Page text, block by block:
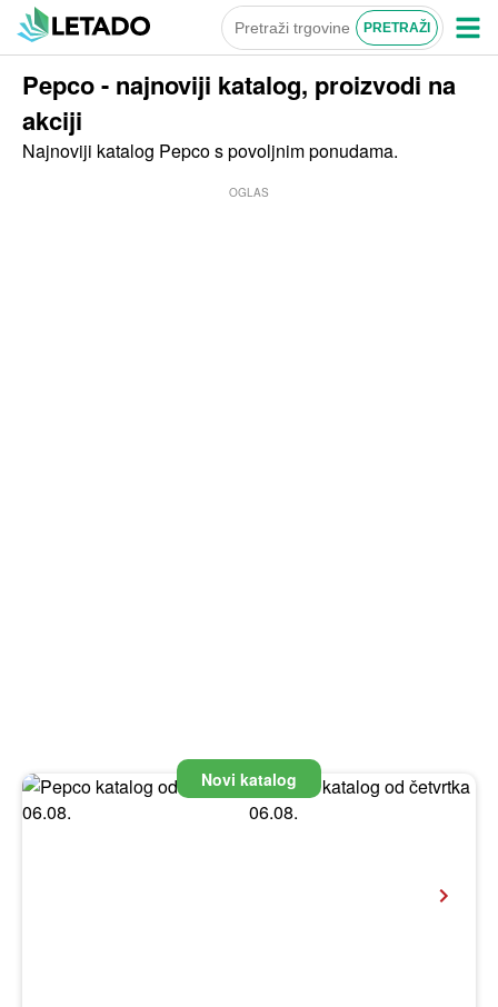
Pepco - najnoviji katalog, proizvodi na
akciji
Najnoviji katalog Pepco s povoljnim ponudama.
OGLAS
Novi katalog